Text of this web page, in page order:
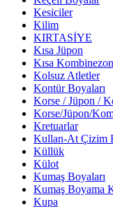
Kesiciler
Kilim
KIRTASİYE
Kısa Jüpon
Kısa Kombinezon
Kolsuz Atletler
Kontür Boyaları
Korse / Jüpon /
Korse/Jüpon/
Kretuarlar
Kullan-At Çizim
Küllük
Külot
Kumaş Boyaları
Kumaş Boyama
Kupa